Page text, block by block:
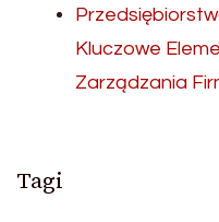
Kluczowe
Zarządzania
Tagi